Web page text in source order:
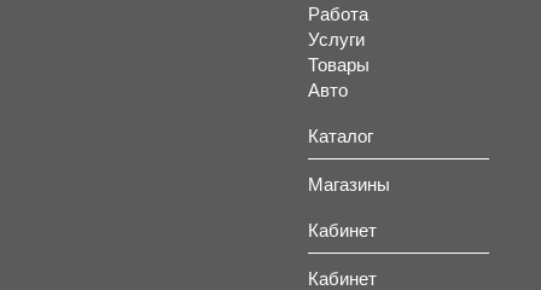
Работа
Услуги
Товары
Авто
Каталог
Магазины
Кабинет
Кабинет